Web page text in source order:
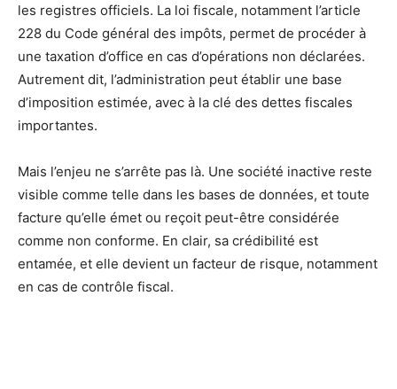
les registres officiels. La loi fiscale, notamment l’article
228 du Code général des impôts, permet de procéder à
une taxation d’office en cas d’opérations non déclarées.
Autrement dit, l’administration peut établir une base
d’imposition estimée, avec à la clé des dettes fiscales
importantes.
Mais l’enjeu ne s’arrête pas là. Une société inactive reste
visible comme telle dans les bases de données, et toute
facture qu’elle émet ou reçoit peut-être considérée
comme non conforme. En clair, sa crédibilité est
entamée, et elle devient un facteur de risque, notamment
en cas de contrôle fiscal.